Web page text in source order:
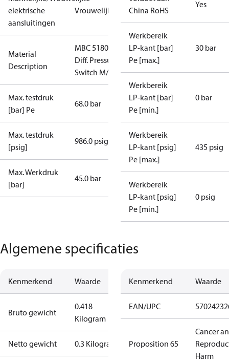
elektrische
aansluitingen
Vrouwelijk
Material
Description
MBC 5180
Diff. Pressure
Switch M/10
Max. testdruk
[bar] Pe
68.0 bar
Max. testdruk
[psig]
986.0 psig
Max. Werkdruk
[bar]
45.0 bar
China RoHS
Yes
Werkbereik
LP-kant [bar]
Pe [max.]
30 bar
Werkbereik
LP-kant [bar]
Pe [min.]
0 bar
Werkbereik
LP-kant [psig]
Pe [max.]
435 psig
Werkbereik
LP-kant [psig]
Pe [min.]
0 psig
Algemene specificaties
Kenmerkend Waarde
Bruto gewicht
0.418
Kilogram
Netto gewicht 0.3 Kilogram
Kenmerkend Waarde
EAN/UPC
Proposition 65
Cancer
Harm